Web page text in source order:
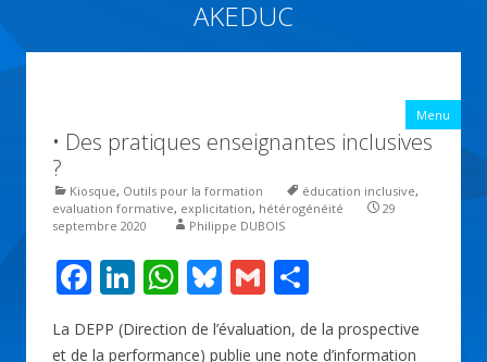
AKEDUC
Menu
• Des pratiques enseignantes inclusives
?
Kiosque, Outils pour la formation éducation inclusive,
evaluation formative, explicitation, hétérogénéité
29
septembre 2020
Philippe DUBOIS
F
ac
e
Li
n
k
W
h
at
Bl
u
e
G
m
ai
ar
ta
La DEPP (Direction de l’évaluation, de la prospective
et de la performance) publie une note d’information